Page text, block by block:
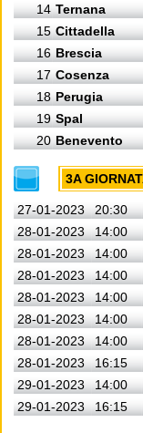
14 Ternana
15 Cittadella
16 Brescia
17 Cosenza
18 Perugia
19 Spal
20 Benevento
3A
27-01-2023 20:30
28-01-2023
14:00
28-01-2023
14:00
28-01-2023
14:00
28-01-2023
14:00
28-01-2023
14:00
28-01-2023
14:00
28-01-2023
16:15
29-01-2023
14:00
29-01-2023
16:15